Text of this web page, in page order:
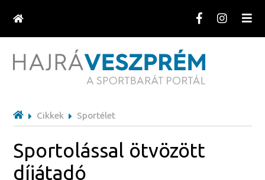
Cikkek Sportélet
Sportolással ötvözött
díjátadó